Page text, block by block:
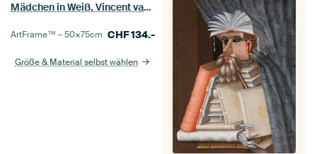
Mädchen in Weiß, Vincent van Gogh
ArtFrame™ –50×75cm CHF134.-
Größe & Material selbst wählen